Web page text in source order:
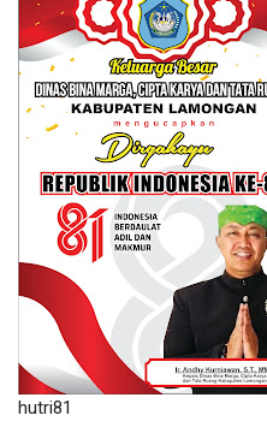
hutri81